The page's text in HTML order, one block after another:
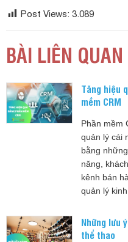
Post Views: 3.089
BÀI LIÊN QUAN
Tăng hiệu
mềm CRM
Phần mềm
quản lý cái
bằng
năng,
kênh bán
quản lý
Những lưu
thể thao